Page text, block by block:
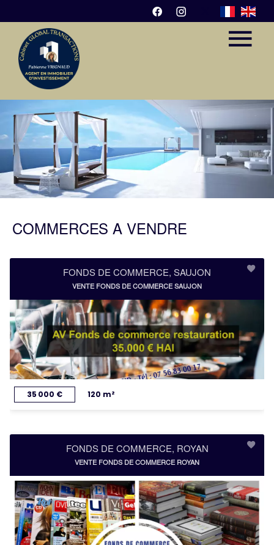
COMMERCES À VENDRE
FONDS DE COMMERCE, SAUJON
VENTE FONDS DE COMMERCE SAUJON
35 000 € 120 m²
FONDS DE COMMERCE, ROYAN
VENTE FONDS DE COMMERCE ROYAN